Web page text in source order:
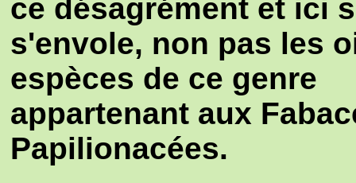
ce désagrément et ici
s'envole, non pas les
espèces de ce genre
appartenant aux
Papilionacées.